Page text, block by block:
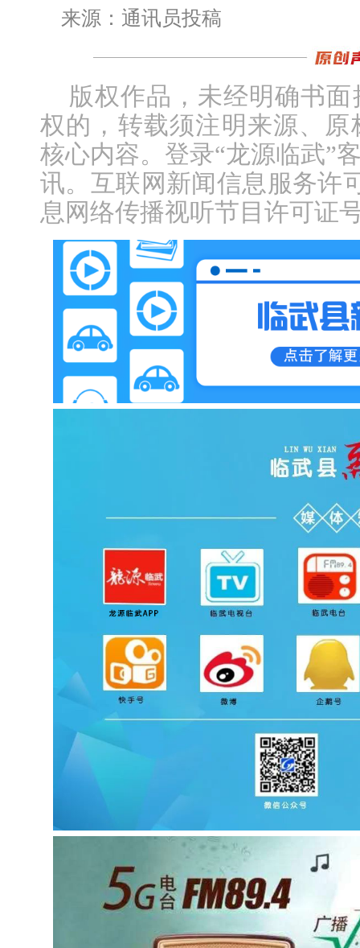
来源：通讯员投稿
版权作品，未经明确书
权的，转载须注明来源、
核心内容。登录“龙源临武”
讯。互联网新闻信息服务许
息网络传播视听节目许可证